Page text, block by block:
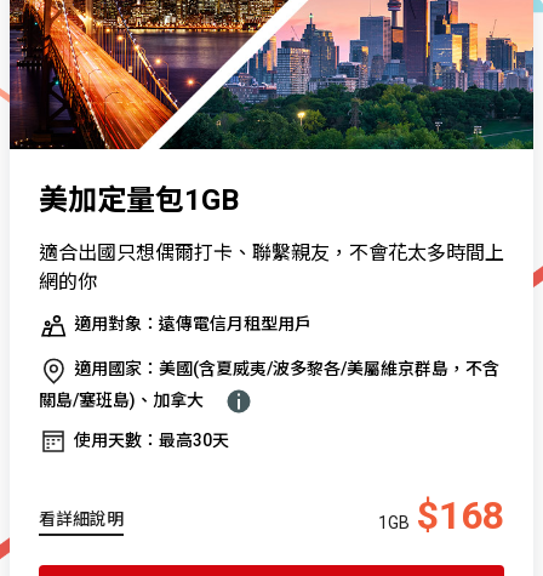
美加定量包1GB
適合出國只想偶爾打卡、聯繫親友，不會花太多時間上
網的你
適用對象：遠傳電信月租型用戶
適用國家：美國(含夏威夷/波多黎各/美屬維京群島，不含
關島/塞班島)、加拿大
使用天數：最高30天
看詳細說明 1GB $168